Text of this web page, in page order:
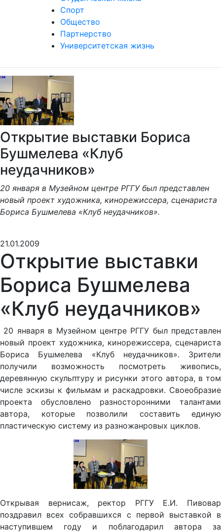
Спорт
Общество
Партнерство
Университетская жизнь
Открытие выставки Бориса
Бушмелева «Клуб
неудачников»
20 января в Музейном центре РГГУ был представлен
новый проект художника, кинорежиссера, сценариста
Бориса Бушмелева «Клуб неудачников».
21.01.2009
Открытие выставки
Бориса Бушмелева
«Клуб неудачников»
20 января в Музейном центре РГГУ был представлен
новый проект художника, кинорежиссера, сценариста
Бориса Бушмелева «Клуб неудачников». Зрители
получили возможность посмотреть живопись,
деревянную скульптуру и рисунки этого автора, в том
числе эскизы к фильмам и раскадровки. Своеобразие
проекта обусловлено разносторонними талантами
автора, которые позволили составить единую
пластическую систему из разножанровых циклов.
Открывая вернисаж, ректор РГГУ Е.И. Пивовар
поздравил всех собравшихся с первой выставкой в
наступившем году и поблагодарил автора за